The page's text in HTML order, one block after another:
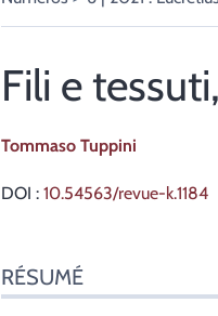
Fili e
Tommaso Tuppini
DOI : 10.54563/revue-k.1184
Index
Plan
RÉSUMÉ